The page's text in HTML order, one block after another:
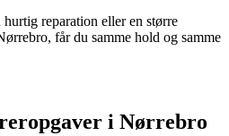
reparation eller en større
får du samme hold og samme
i Nørrebro